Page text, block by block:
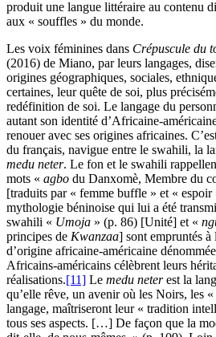
produit une langue littéraire au contenu
aux « souffles » du monde.
Les voix féminines dans Crépuscule du
(2016) de Miano, par leurs langages,
origines géographiques, sociales,
certaines, leur quête de soi, plus
redéfinition de soi. Le langage du
autant son identité d’Africaine-
renouer avec ses origines africaines.
du français, navigue entre le swahili, la
medu neter. Le fon et le swahili
mots « agbo du Danxomè, Membre du
[traduits par « femme buffle » et «
mythologie béninoise qui lui a été
swahili « Umoja » (p. 86) [Unité] et «
principes de Kwanzaa] sont empruntés
d’origine africaine-américaine dénommée
Africains-américains célèbrent leurs
réalisations.[11] Le medu neterest la
qu’elle rêve, un avenir où les Noirs, les
langage, maîtriseront leur « tradition
tous ses aspects. […] De façon que la